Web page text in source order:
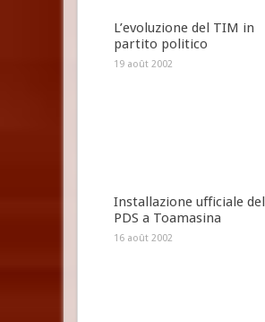
L’evoluzione del TIM in
partito politico
19 août 2002
Installazione ufficiale del
PDS a Toamasina
16 août 2002